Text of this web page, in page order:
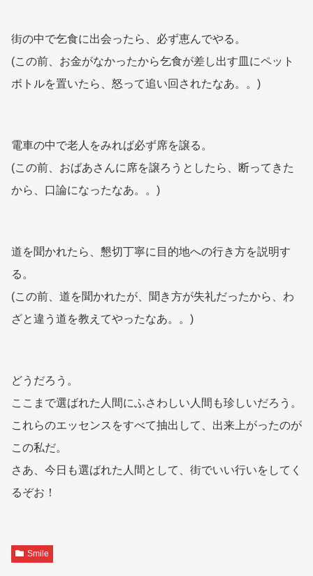
街の中で乞食に出会ったら、必ず恵んでやる。
(この前、お金がなかったから乞食が差し出す皿にペット
ボトルを置いたら、怒って追い回されたなあ。。)
電車の中で老人をみれば必ず席を譲る。
(この前、おばあさんに席を譲ろうとしたら、断ってきた
から、口論になったなあ。。)
道を聞かれたら、懇切丁寧に目的地への行き方を説明す
る。
(この前、道を聞かれたが、聞き方が失礼だったから、わ
ざと違う道を教えてやったなあ。。)
どうだろう。
ここまで選ばれた人間にふさわしい人間も珍しいだろう。
これらのエッセンスをすべて抽出して、出来上がったのが
この私だ。
さあ、今日も選ばれた人間として、街でいい行いをしてく
るぞお！
Smile